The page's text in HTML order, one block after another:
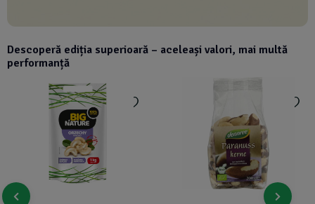
Descoperă ediția superioară – aceleași valori, mai multă
performanță